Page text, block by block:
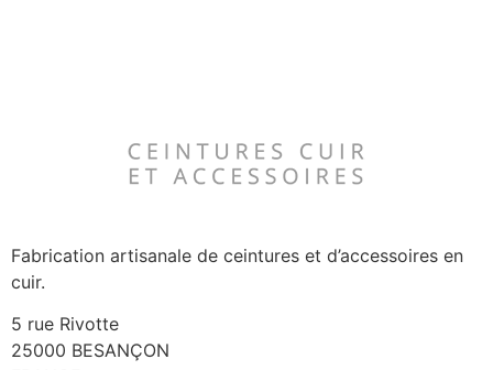
Fabrication artisanale de ceintures et d’accessoires en
cuir.
5 rue Rivotte
25000 BESANÇON